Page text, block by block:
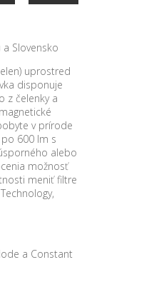
Slovensko
uprostred
disponuje
z čelenky a
v prírode
600 lm s
alebo
možnosť
meniť filtre
a Constant